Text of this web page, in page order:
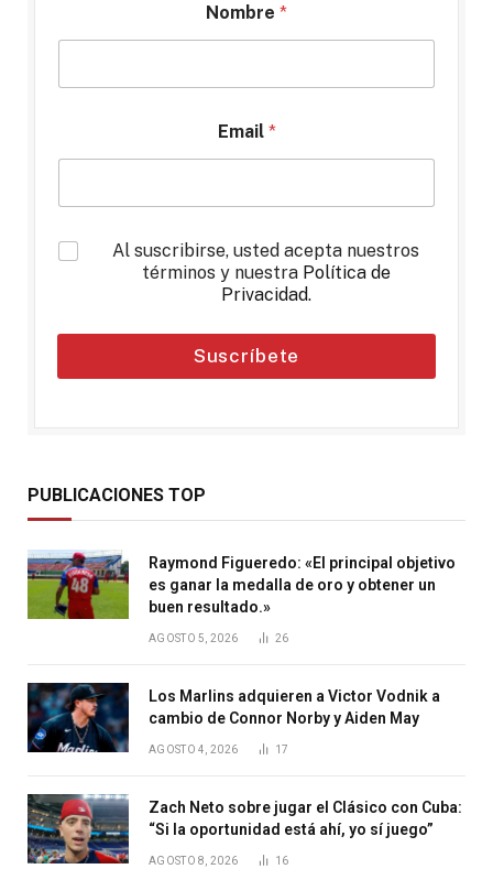
Nombre *
Email *
*
Al suscribirse, usted acepta nuestros
términos y nuestra Política de
Privacidad.
Suscríbete
PUBLICACIONES TOP
Raymond Figueredo: «El principal objetivo
es ganar la medalla de oro y obtener un
buen resultado.»
AGOSTO 5, 2026 26
Los Marlins adquieren a Victor Vodnik a
cambio de Connor Norby y Aiden May
AGOSTO 4, 2026 17
Zach Neto sobre jugar el Clásico con Cuba:
“Si la oportunidad está ahí, yo sí juego”
AGOSTO 8, 2026 16